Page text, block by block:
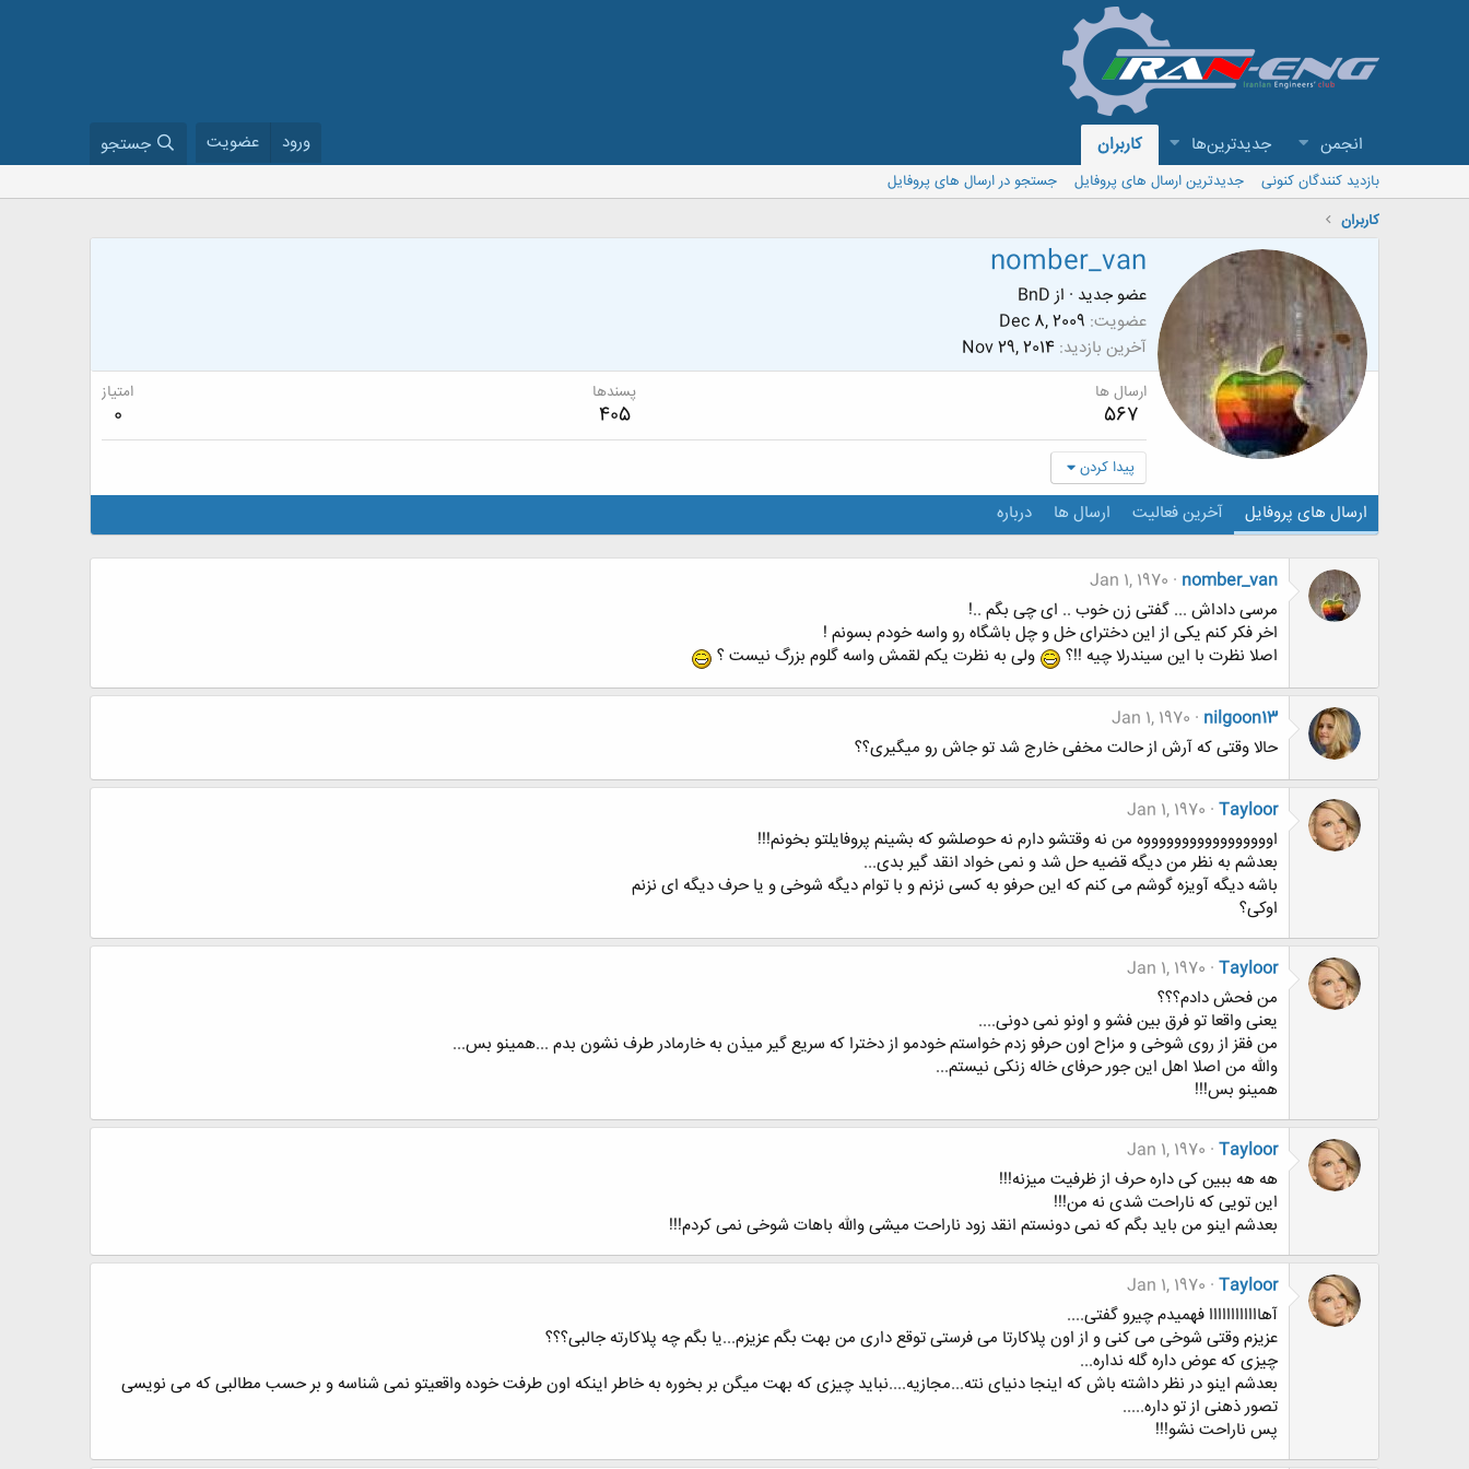
انجمن جدیدترین‌ها کاربران ورود عضویت جستجو
بازدید کنندگان کنونی جدیدترین ارسال های پروفایل
جستجو در ارسال های پروفایل
کاربران
nomber_van
عضو جدید · از BnD
عضویت Dec 8, 2009
آخرین بازدید Nov 29, 2014
ارسال ها
567
پسندها
405
امتیاز
0
پیدا کردن
ارسال های پروفایل آخرین فعالیت ارسال ها درباره
nomber_van
Jan 1, 1970
مرسی داداش ... گفتی زن خوب .. ای چی بگم ..!
اخر فکر کنم یکی از این دخترای خل و چل باشگاه رو واسه خودم بسونم !
اصلا نظرت با این سیندرلا چیه !!؟
ولی به نظرت یکم لقمش واسه گلوم بزرگ نیست ؟
nilgoon13
Jan 1, 1970
حالا وقتی که آرش از حالت مخفی خارج شد تو جاش رو میگیری؟؟
Tayloor
Jan 1, 1970
اوووووووووووووووووه من نه وقتشو دارم نه حوصلشو که بشینم پروفایلتو بخونم!!!
بعدشم به نظر من دیگه قضیه حل شد و نمی خواد انقد گیر بدی...
باشه دیگه آویزه گوشم می کنم که این حرفو به کسی نزنم و با توام دیگه شوخی و یا حرف دیگه ای نزنم
اوکی؟
Tayloor
Jan 1, 1970
من فحش دادم؟؟؟
یعنی واقعا تو فرق بین فشو و اونو نمی دونی....
من فقز از روی شوخی و مزاح اون حرفو زدم خواستم خودمو از دخترا که سریع گیر میذن به خارمادر طرف نشون بدم ...همینو بس...
والله من اصلا اهل این جور حرفای خاله زنکی نیستم...
همینو بس!!!
Tayloor
Jan 1, 1970
هه هه ببین کی داره حرف از ظرفیت میزنه!!!
این تویی که ناراحت شدی نه من!!!
بعدشم اینو من باید بگم که نمی دونستم انقد زود ناراحت میشی والله باهات شوخی نمی کردم!!!
Tayloor
Jan 1, 1970
آهاااااااااااا فهمیدم چیرو گفتی....
عزیزم وقتی شوخی می کنی و از اون پلاکارتا می فرستی توقع داری من بهت بگم عزیزم...یا بگم چه پلاکارته جالبی؟؟؟
چیزی که عوض داره گله نداره...
بعدشم اینو در نظر داشته باش که اینجا دنیای نته...مجازیه....نباید چیزی که بهت میگن بر بخوره به خاطر اینکه اون طرفت خوده واقعیتو نمی شناسه و بر حسب مطالبی که می نویسی
تصور ذهنی از تو داره.....
پس ناراحت نشو!!!